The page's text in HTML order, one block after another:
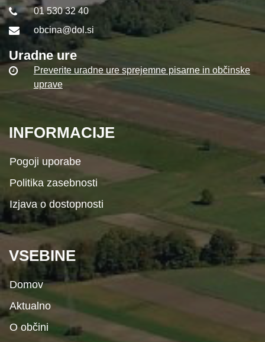
01 530 32 40
obcina@dol.si
Uradne ure
Preverite uradne ure sprejemne pisarne in občinske
uprave
INFORMACIJE
Pogoji uporabe
Politika zasebnosti
Izjava o dostopnosti
VSEBINE
Domov
Aktualno
O občini